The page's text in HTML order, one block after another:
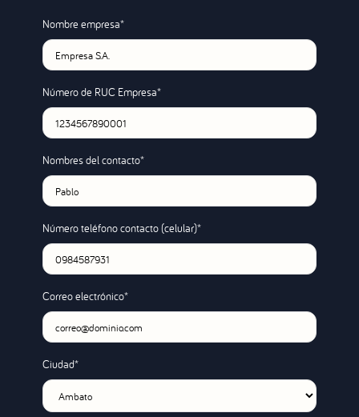
Nombre empresa*
Número de RUC Empresa*
Nombres del contacto*
Número teléfono contacto (celular)*
Correo electrónico*
Ciudad*